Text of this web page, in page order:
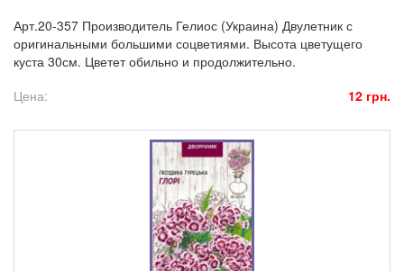
Арт.20-357 Производитель Гелиос (Украина) Двулетник с
оригинальными большими соцветиями. Высота цветущего
куста 30см. Цветет обильно и продолжительно.
Цена:
12 грн.